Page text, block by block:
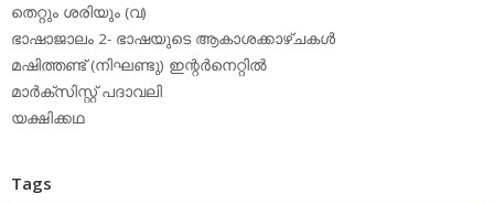
തെറ്റും ശരിയും (വ)
ഭാഷാജാലം 2- ഭാഷയുടെ ആകാശക്കാഴ്ചകള്‍
മഷിത്തണ്ട് (നിഘണ്ടു) ഇന്റര്‍നെറ്റില്‍
മാര്‍ക്‌സിസ്റ്റ് പദാവലി
യക്ഷിക്കഥ
Tags